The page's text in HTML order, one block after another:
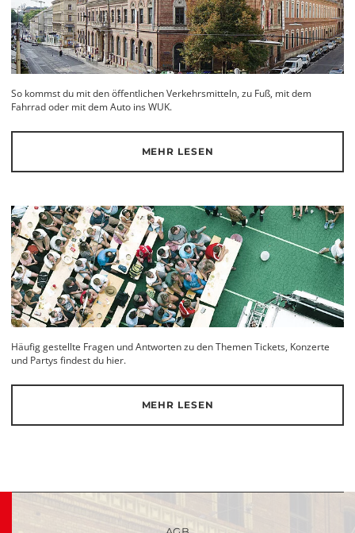
So kommst du mit den öffentlichen Verkehrsmitteln, zu Fuß, mit dem
Fahrrad oder mit dem Auto ins WUK.
MEHR LESEN
Häufig gestellte Fragen und Antworten zu den Themen Tickets, Konzerte
und Partys findest du hier.
MEHR LESEN